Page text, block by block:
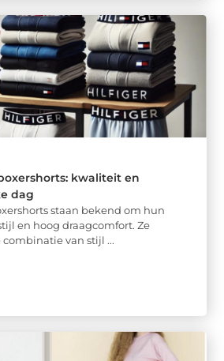
kwaliteit en
dag
staan bekend om hun
en hoog draagcomfort. Ze
van stijl ...